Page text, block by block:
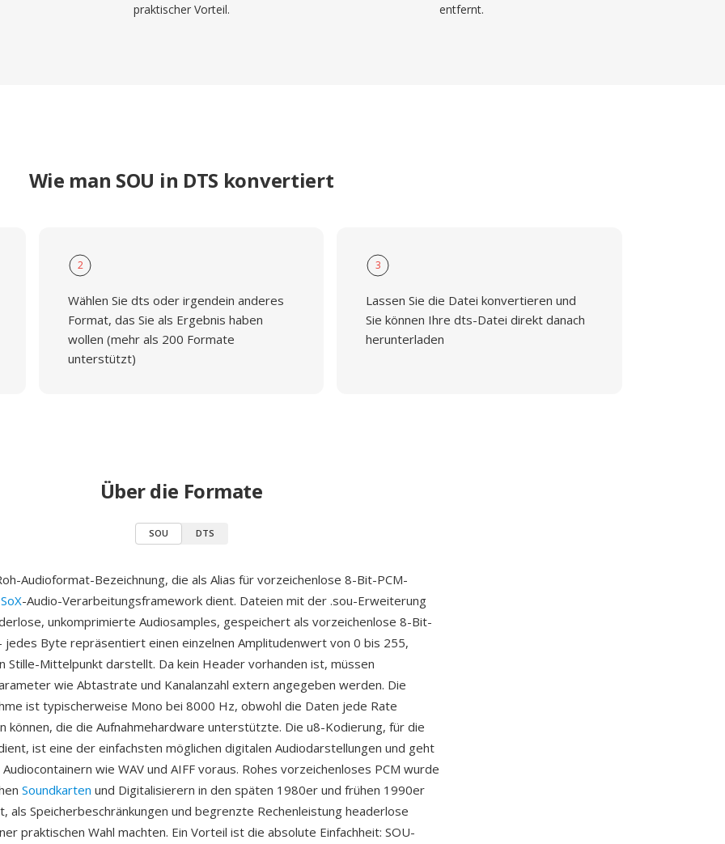
praktischer Vorteil.
entfernt.
Wie man SOU in DTS konvertiert
2
Wählen Sie dts oder irgendein anderes
Format, das Sie als Ergebnis haben
wollen (mehr als 200 Formate
unterstützt)
3
Lassen Sie die Datei konvertieren und
Sie können Ihre dts-Datei direkt danach
herunterladen
Über die Formate
SOU DTS
Audioformat-Bezeichnung, die als Alias für vorzeichenlose 8-Bit-PCM-
SoX-Audio-Verarbeitungsframework dient. Dateien mit der .sou-Erweiterung
unkomprimierte Audiosamples, gespeichert als vorzeichenlose 8-Bit-
jedes Byte repräsentiert einen einzelnen Amplitudenwert von 0 bis 255,
Stille-Mittelpunkt darstellt. Da kein Header vorhanden ist, müssen
wie Abtastrate und Kanalanzahl extern angegeben werden. Die
ist typischerweise Mono bei 8000 Hz, obwohl die Daten jede Rate
können, die die Aufnahmehardware unterstützte. Die u8-Kodierung, für die
ist eine der einfachsten möglichen digitalen Audiodarstellungen und geht
wie WAV und AIFF voraus. Rohes vorzeichenloses PCM wurde
Soundkarten und Digitalisierern in den späten 1980er und frühen 1990er
als Speicherbeschränkungen und begrenzte Rechenleistung headerlose
praktischen Wahl machten. Ein Vorteil ist die absolute Einfachheit: SOU-